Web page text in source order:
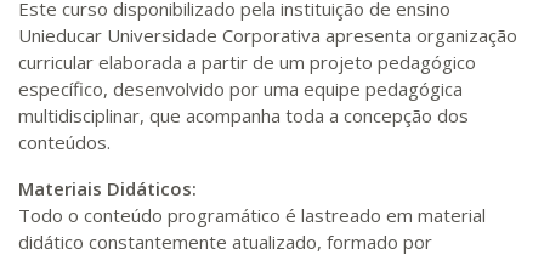
Este curso disponibilizado pela instituição de ensino
Unieducar Universidade Corporativa apresenta organização
curricular elaborada a partir de um projeto pedagógico
específico, desenvolvido por uma equipe pedagógica
multidisciplinar, que acompanha toda a concepção dos
conteúdos.
Materiais Didáticos:
Todo o conteúdo programático é lastreado em material
didático constantemente atualizado, formado por